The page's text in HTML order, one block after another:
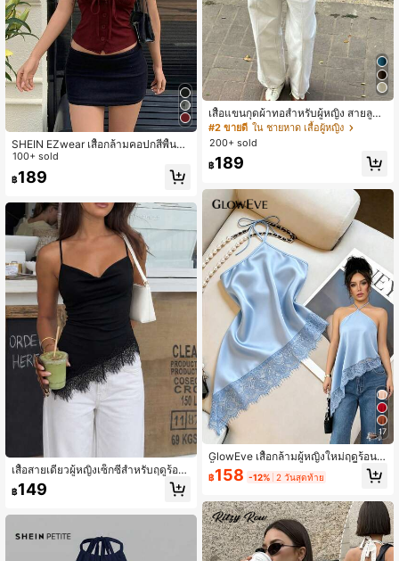
SHEIN EZwear เสื้อกล้ามคอปกสีพื้นแ
บบลำลองสำหรับผู้หญิง, ฤดูร้อน
100+ sold
฿189
เสื้อสายเดี่ยวผู้หญิงเซ็กซี่สำหรับฤดูร้อน
แต่งลูกไม้แบบแพตช์เวิร์ก คอวีลึก สไตล์
ลำลองหรูหราสำหรับไปเที่ยวพักผ่อน แล
฿149
เสื้อแขนกุดผ้าทอสำหรับผู้หญิง สายลูกไ
ม้ ทรงหลวมสบาย ความยาวปกติ ผ้ามีเ
ท็กซ์เจอร์ ดีไซน์ต่อผ้าลูกไม้ สำหรับฤดูร้
อน
#2 ขายดี ใน ชายหาด เสื้อผู้หญิง
200+ sold
฿189
17
GlowEve เสื้อกล้ามผู้หญิงใหม่ฤดูร้อน, เ
สื้อกล้ามสีดำ, คอคล้องผูก, ชายเสื้อไม่ส
มมาตรตกแต่งลูกไม้, เสื้อกล้ามผู้หญิงเซ็
มเปิดหลัง, เสื้อแขนกุดเซ็กซี่, เหมาะสำห
รับงานปาร์ตี้, ค็อกเทล, โอกาสที่เป็นทาง
การ และชุดธุรกิจแบบสบายๆ, ชุดชายห
าดผู้หญิง
฿158 -12% 2 วันสุดท้าย